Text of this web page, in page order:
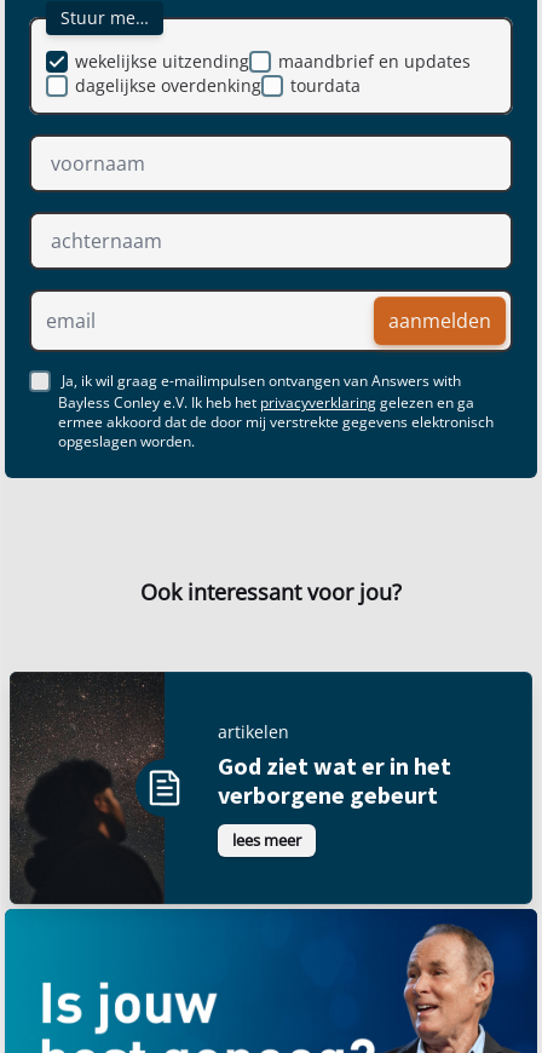
Stuur me…
maandbrief en updates
dagelijkse overdenking
wekelijkse uitzending
tourdata
aanmelden
Ja, ik wil graag e-mailimpulsen ontvangen van Answers with
Bayless Conley e.V. Ik heb het privacyverklaringgelezen en ga
ermee akkoord dat de door mij verstrekte gegevens elektronisch
opgeslagen worden.
Ook interessant voor jou?
artikelen
God ziet wat er in het
verborgene gebeurt
lees meer